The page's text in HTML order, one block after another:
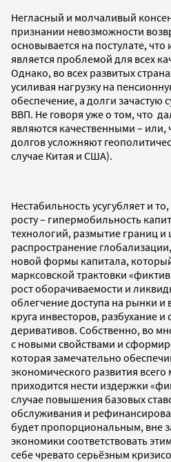
Негласный и молчаливый
признании невозможности
основывается на постулате,
является проблемой для всех
Однако, во всех развитых
усиливая нагрузку на
обеспечение, а долги
ВВП. Не говоря уже о том, что
являются качественными –
долгов усложняют
случае Китая и США).
Нестабильность усугубляет и
росту – гипермобильность
технологий, размытие границ
распространение
новой формы капитала,
марксовской трактовки
рост оборачиваемости и
облегчение доступа на рынки и
круга инвесторов, разбухание
деривативов. Собственно, во
с новыми свойствами и
которая замечательно
экономического развития
приходится нести издержки
случае повышения базовых
обслуживания и
будет пропорциональным, вне
экономики соответствовать
себе чревато серьёзным